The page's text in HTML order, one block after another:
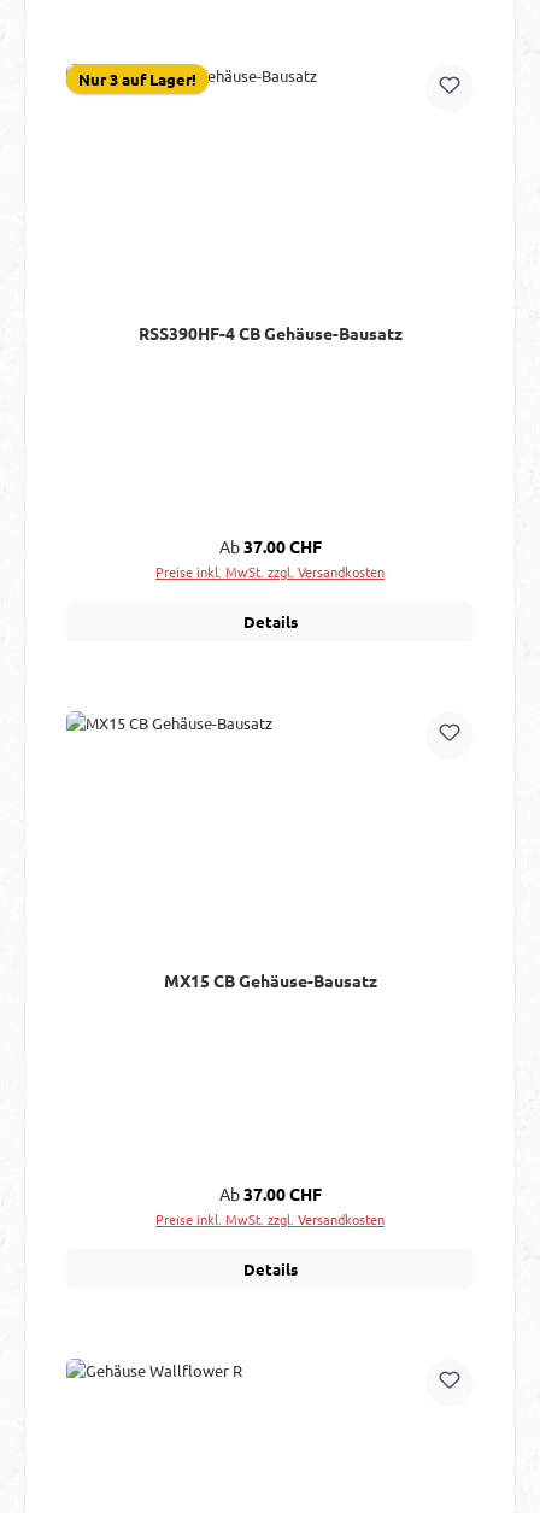
Nur 3 auf Lager!
RSS390HF-4 CB Gehäuse-Bausatz
Regulärer Preis:
Ab37.00 CHF
Preise inkl. MwSt. zzgl. Versandkosten
Details
MX15 CB Gehäuse-Bausatz
Regulärer Preis:
Ab37.00 CHF
Preise inkl. MwSt. zzgl. Versandkosten
Details